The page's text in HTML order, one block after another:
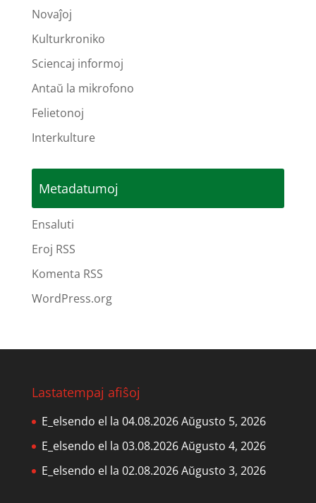
Novaĵoj
Kulturkroniko
Sciencaj informoj
Antaŭ la mikrofono
Felietonoj
Interkulture
Metadatumoj
Ensaluti
Eroj RSS
Komenta RSS
WordPress.org
Lastatempaj afiŝoj
E_elsendo el la 04.08.2026Aŭgusto 5, 2026
E_elsendo el la 03.08.2026Aŭgusto 4, 2026
E_elsendo el la 02.08.2026Aŭgusto 3, 2026